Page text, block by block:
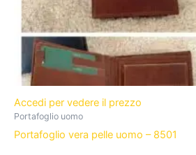
Accedi per vedere il prezzo
Portafoglio uomo
Portafoglio vera pelle uomo – 8501